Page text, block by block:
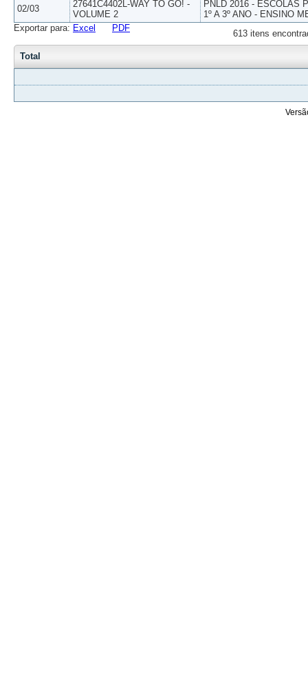
02/03
27641C4402L-WAY TO GO! -
VOLUME 2
PNLD 2016 - ESCOLAS
1º A 3º ANO - ENSINO
613 itens
Exportar para: Excel PDF
Total